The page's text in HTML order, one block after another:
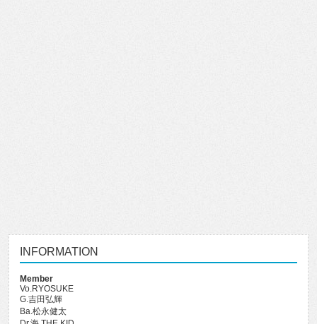
INFORMATION
Member
Vo.RYOSUKE
G.吉田弘輝
Ba.松永健太